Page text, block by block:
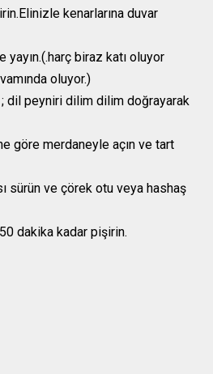
kenarlarına duvar
yayın.(.harç biraz katı oluyor
oluyor.)
; dil peyniri dilim dilim doğrayarak
göre merdaneyle açın ve tart
sürün ve çörek otu veya hashaş
dakika kadar pişirin.